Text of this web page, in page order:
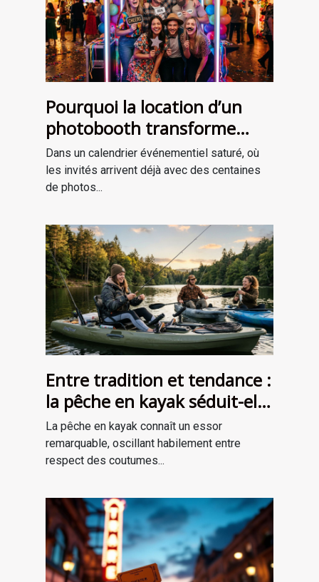
Pourquoi la location d’un
photobooth transforme
l’ambiance de votre
événement
Dans un calendrier événementiel saturé, où
les invités arrivent déjà avec des centaines
de photos...
Entre tradition et tendance :
la pêche en kayak séduit-elle
une nouvelle génération ?
La pêche en kayak connaît un essor
remarquable, oscillant habilement entre
respect des coutumes...